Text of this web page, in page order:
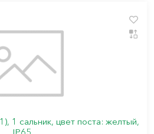
1 сальник, цвет поста: желтый,